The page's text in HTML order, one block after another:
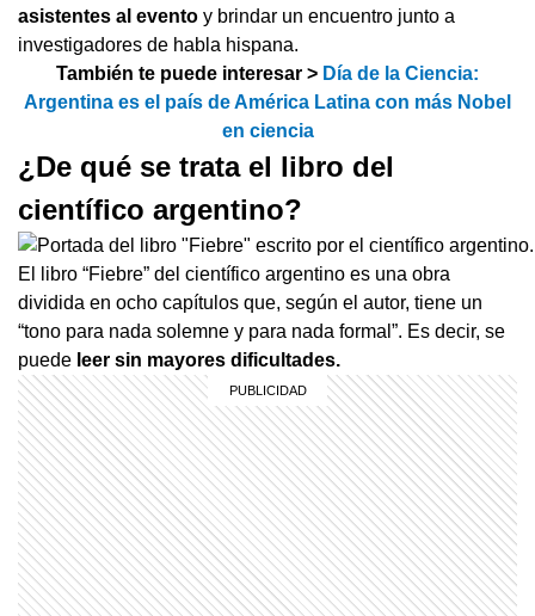
asistentes al evento y brindar un encuentro junto a
investigadores de habla hispana.
También te puede interesar > Día de la Ciencia:
Argentina es el país de América Latina con más Nobel
en ciencia
¿De qué se trata el libro del
científico argentino?
El libro “Fiebre” del científico argentino es una obra
dividida en ocho capítulos que, según el autor, tiene un
“tono para nada solemne y para nada formal”. Es decir, se
puede leer sin mayores dificultades.